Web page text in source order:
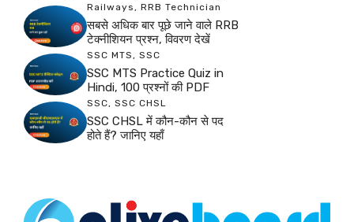
Railways, RRB Technician
सबसे अधिक बार पूछे जाने वाले RRB
टेक्नीशियन प्रश्न, विवरण देखें
SSC MTS, SSC
SSC MTS Practice Quiz in
Hindi, 100 प्रश्नों की PDF
SSC, SSC CHSL
SSC CHSL में कौन-कौन से पद
होते हैं? जानिए यहाँ